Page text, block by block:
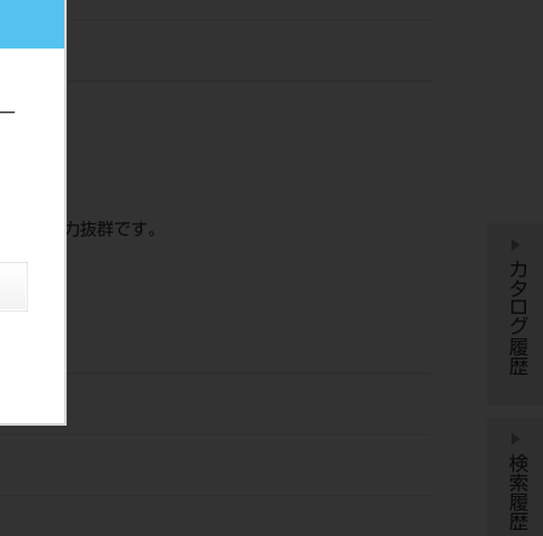
）
耐久力抜群です。
カタログ履歴
検索履歴